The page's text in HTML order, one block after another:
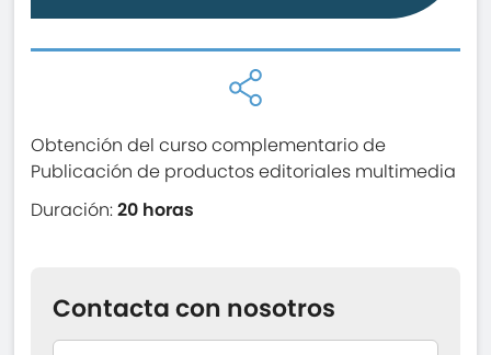
Obtención del curso complementario de
Publicación de productos editoriales multimedia
Duración:20 horas
Contacta con nosotros